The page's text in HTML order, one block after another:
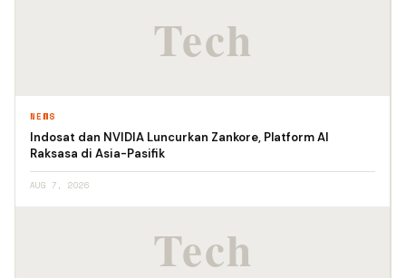
NEWS
Indosat dan NVIDIA Luncurkan Zankore, Platform AI
Raksasa di Asia-Pasifik
AUG 7, 2026